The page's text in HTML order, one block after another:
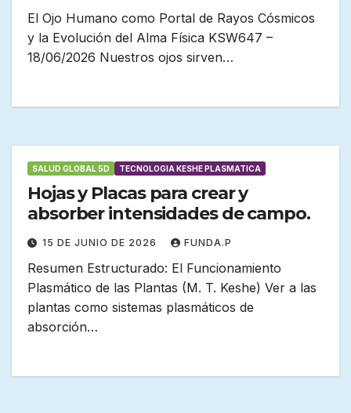
El Ojo Humano como Portal de Rayos Cósmicos
y la Evolución del Alma Física KSW647 –
18/06/2026 Nuestros ojos sirven…
SALUD GLOBAL 5D TECNOLOGIA KESHE PLASMATICA
Hojas y Placas para crear y
absorber intensidades de campo.
15 DE JUNIO DE 2026 FUNDA.P
Resumen Estructurado: El Funcionamiento
Plasmático de las Plantas (M. T. Keshe) Ver a las
plantas como sistemas plasmáticos de
absorción…